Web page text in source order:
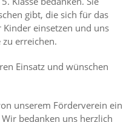
gibt, die sich für das
einsetzen und uns
erreichen.
Einsatz und wünschen
unserem Förderverein ein
bedanken uns herzlich